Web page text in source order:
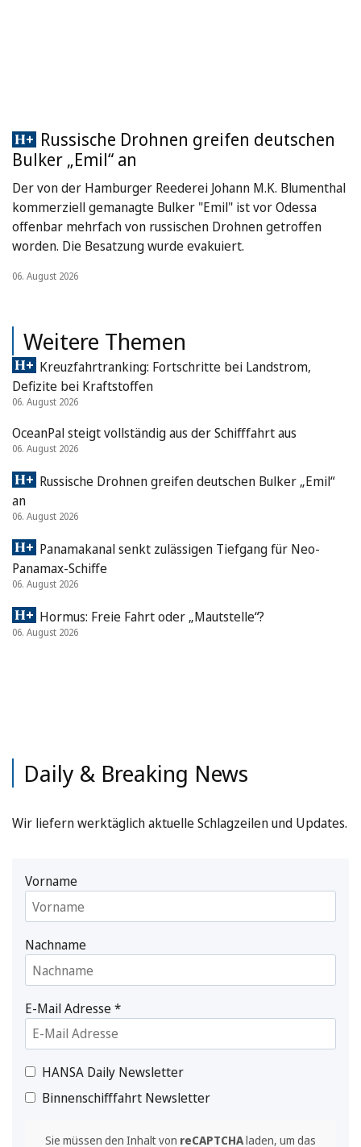
Russische Drohnen greifen deutschen
Bulker „Emil“ an
Der von der Hamburger Reederei Johann M.K. Blumenthal
kommerziell gemanagte Bulker "Emil" ist vor Odessa
offenbar mehrfach von russischen Drohnen getroffen
worden. Die Besatzung wurde evakuiert.
06. August 2026
Weitere Themen
Kreuzfahrtranking: Fortschritte bei Landstrom,
Defizite bei Kraftstoffen
06. August 2026
OceanPal steigt vollständig aus der Schifffahrt aus
06. August 2026
Russische Drohnen greifen deutschen Bulker „Emil“
an
06. August 2026
Panamakanal senkt zulässigen Tiefgang für Neo-
Panamax-Schiffe
06. August 2026
Hormus: Freie Fahrt oder „Mautstelle“?
06. August 2026
Daily & Breaking News
Wir liefern werktäglich aktuelle Schlagzeilen und Updates.
Vorname
Nachname
E-Mail Adresse*
HANSA Daily Newsletter
Binnenschifffahrt Newsletter
Sie müssen den Inhalt von reCAPTCHAladen, um das